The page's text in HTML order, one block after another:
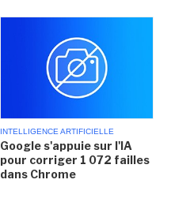
INTELLIGENCE ARTIFICIELLE
Google s'appuie sur l'IA
pour corriger 1 072 failles
dans Chrome